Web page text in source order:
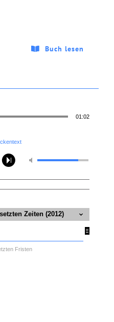
Buch lesen
01:02
Zeiten (2012)
Fristen